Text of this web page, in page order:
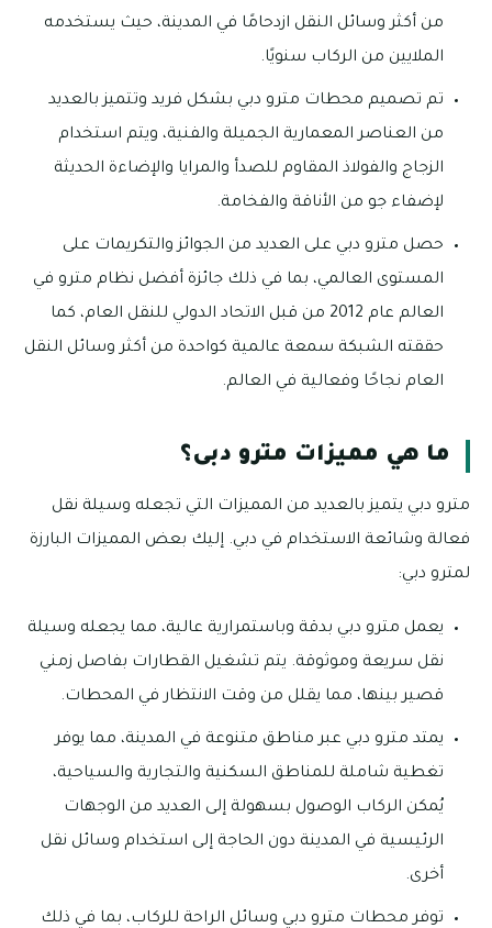
من أكثر وسائل النقل ازدحامًا في المدينة، حيث يستخدمه
الملايين من الركاب سنويًا.
تم تصميم محطات مترو دبي بشكل فريد وتتميز بالعديد
من العناصر المعمارية الجميلة والفنية، ويتم استخدام
الزجاج والفولاذ المقاوم للصدأ والمرايا والإضاءة الحديثة
لإضفاء جو من الأناقة والفخامة.
حصل مترو دبي على العديد من الجوائز والتكريمات على
المستوى العالمي، بما في ذلك جائزة أفضل نظام مترو في
العالم عام 2012 من قبل الاتحاد الدولي للنقل العام، كما
حققته الشبكة سمعة عالمية كواحدة من أكثر وسائل النقل
العام نجاحًا وفعالية في العالم.
ما هي مميزات مترو دبى؟
مترو دبي يتميز بالعديد من المميزات التي تجعله وسيلة نقل
فعالة وشائعة الاستخدام في دبي. إليك بعض المميزات البارزة
لمترو دبي:
يعمل مترو دبي بدقة وباستمرارية عالية، مما يجعله وسيلة
نقل سريعة وموثوقة. يتم تشغيل القطارات بفاصل زمني
قصير بينها، مما يقلل من وقت الانتظار في المحطات.
يمتد مترو دبي عبر مناطق متنوعة في المدينة، مما يوفر
تغطية شاملة للمناطق السكنية والتجارية والسياحية،
يُمكن الركاب الوصول بسهولة إلى العديد من الوجهات
الرئيسية في المدينة دون الحاجة إلى استخدام وسائل نقل
أخرى.
توفر محطات مترو دبي وسائل الراحة للركاب، بما في ذلك